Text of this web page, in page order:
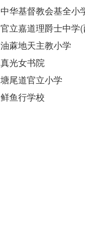
中华基督教会基全小
官立嘉道理爵士中学
油蔴地天主教小学
真光女书院
塘尾道官立小学
鲜鱼行学校